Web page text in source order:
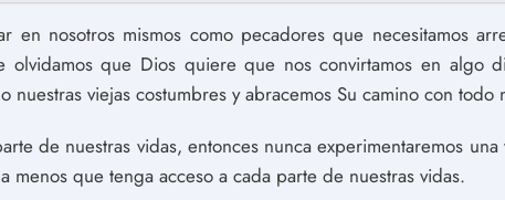
en nosotros mismos como pecadores que necesitamos
olvidamos que Dios quiere que nos convirtamos en algo
viejas costumbres y abracemos Su camino con todo
de nuestras vidas, entonces nunca experimentaremos
menos que tenga acceso a cada parte de nuestras vidas.